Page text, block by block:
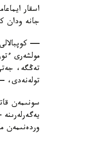
اسقار
جانە ودان
—
تولەنەدى،
سونىمەن
وردەنىمەن ماراپاتتالعان